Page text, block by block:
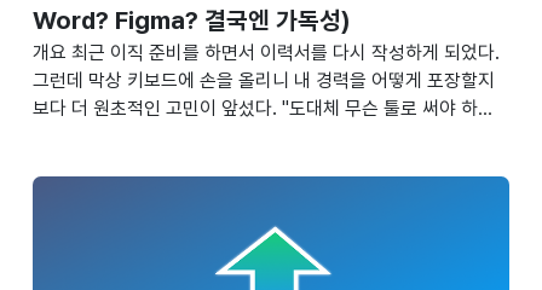
Word? Figma? 결국엔 가독성)
개요 최근 이직 준비를 하면서 이력서를 다시 작성하게 되었다.
그런데 막상 키보드에 손을 올리니 내 경력을 어떻게 포장할지
보다 더 원초적인 고민이 앞섰다. "도대체 무슨 툴로 써야 하
노션(Notion)이지.""무슨 소리야, 근본은 워드(Word)지. 인사
자인해서 PDF로 주는 게 트렌드야." 각각의 주장이 너무나 타당
해서 마음이 이랬다 저랬다 갈대마냥 흔들렸다. 하지만 동시에